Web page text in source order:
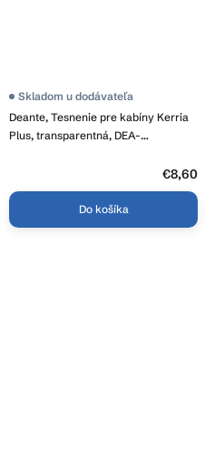
Deante, Tesnenie pre kabíny Kerria
Plus, transparentná, DEA-
Skladom u dodávateľa
€8,60
Do košíka